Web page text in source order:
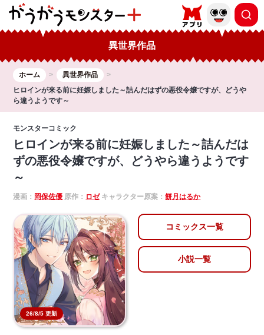
異世界作品
ホーム
異世界作品
ヒロインが来る前に妊娠しました～詰んだはずの悪役令嬢ですが、どうや
ら違うようです～
モンスターコミック
ヒロインが来る前に妊娠しました～詰んだは
ずの悪役令嬢ですが、どうやら違うようです
～
漫画： 岡保佐優 原作： ロゼキャラクター原案：餅月はるか
26/8/5 更新
コミックス一覧
小説一覧